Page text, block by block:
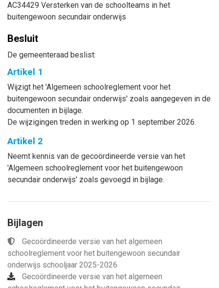
AC34429 Versterken van de schoolteams in het
buitengewoon secundair onderwijs
Besluit
De gemeenteraad beslist:
Artikel 1
Wijzigt het 'Algemeen schoolreglement voor het
buitengewoon secundair onderwijs' zoals aangegeven in de
documenten in bijlage.
De wijzigingen treden in werking op 1 september 2026.
Artikel 2
Neemt kennis van de gecoördineerde versie van het
'Algemeen schoolreglement voor het buitengewoon
secundair onderwijs' zoals gevoegd in bijlage.
Bijlagen
Gecoördineerde versie van het algemeen
schoolreglement voor het buitengewoon secundair
onderwijs schooljaar 2025-2026
Gecoördineerde versie van het algemeen